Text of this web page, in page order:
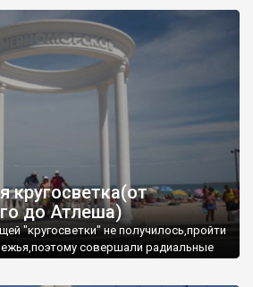
кругосветка(от
до Атлеша)
"кругосветки" не получилось,пройти
совершали радиальные